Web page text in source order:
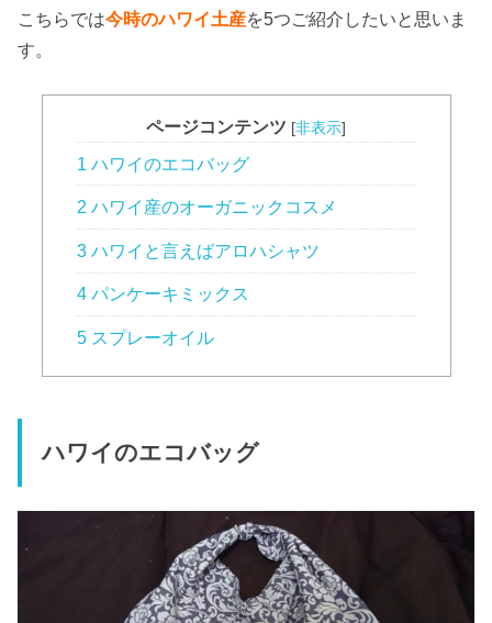
こちらでは今時のハワイ土産を5つご紹介したいと思いま
す。
ページコンテンツ [非表示]
1 ハワイのエコバッグ
2 ハワイ産のオーガニックコスメ
3 ハワイと言えばアロハシャツ
4 パンケーキミックス
5 スプレーオイル
ハワイのエコバッグ